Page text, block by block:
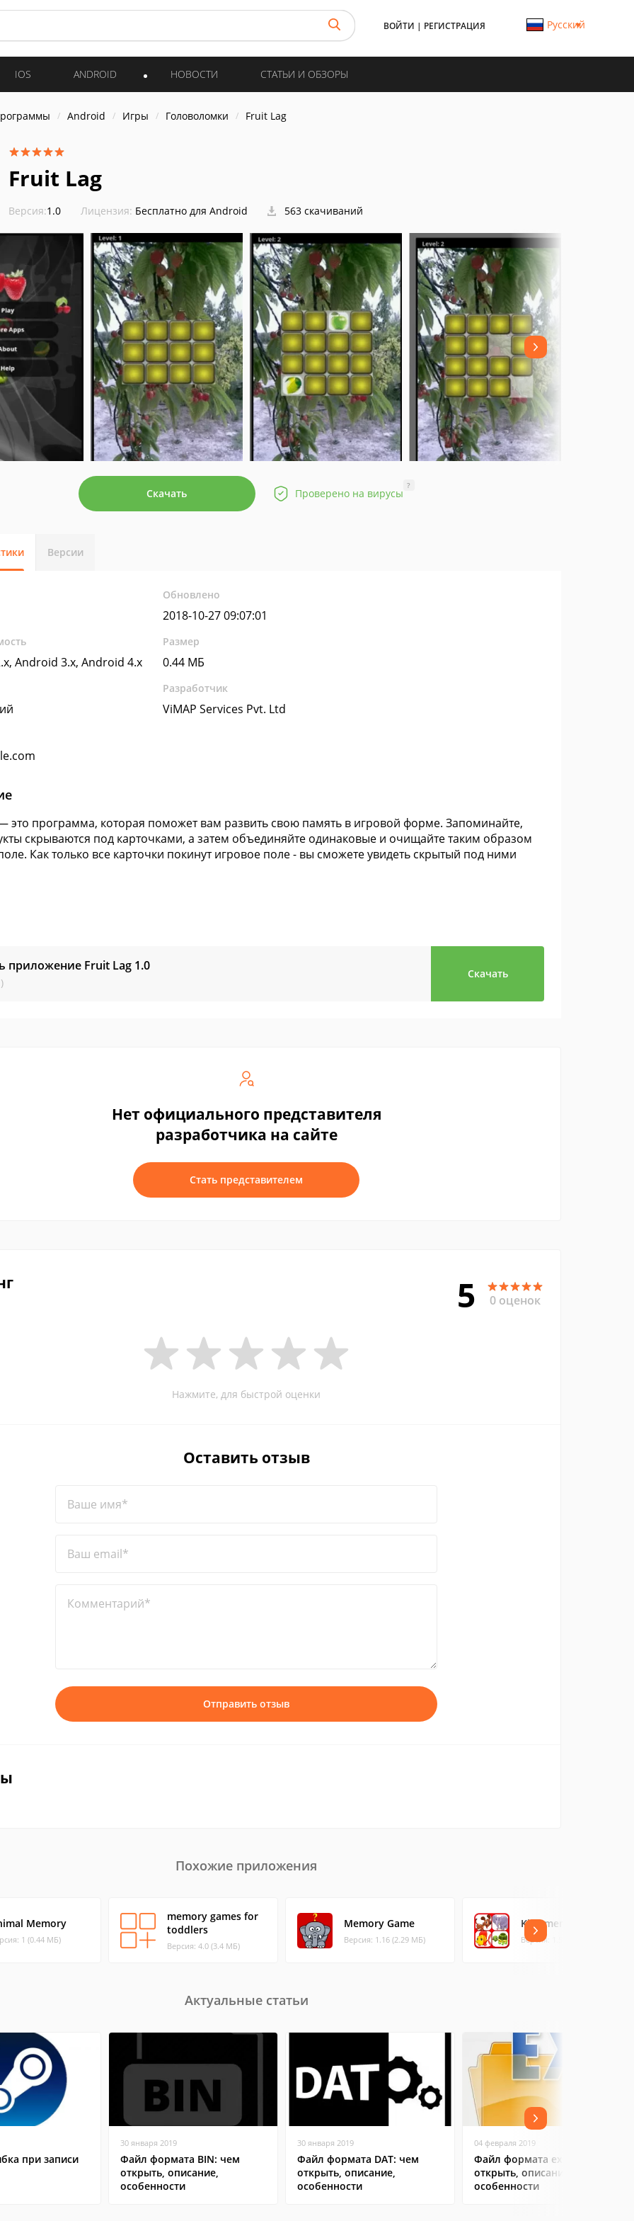
ВОЙТИ | РЕГИСТРАЦИЯ Русский
IOS ANDROID НОВОСТИ СТАТЬИ И ОБЗОРЫ
Android Игры Головоломки Fruit Lag
Fruit Lag
Версия:1.0 Лицензия: Бесплатно для Android 563 скачиваний
Скачать Проверено на вирусы
?
Версии
Обновлено
2018-10-27 09:07:01
Android 3.x, Android 4.x
Размер
0.44 МБ
Разработчик
ViMAP Services Pvt. Ltd
это программа, которая поможет вам развить свою память в игровой форме. Запоминайте,
скрываются под карточками, а затем объединяйте одинаковые и очищайте таким образом
Как только все карточки покинут игровое поле - вы сможете увидеть скрытый под ними
приложение Fruit Lag 1.0
Скачать
Нет официального представителя
разработчика на сайте
Стать представителем
5 0 оценок
Нажмите, для быстрой оценки
Оставить отзыв
Ваше имя*
Ваш email*
Комментарий*
Отправить отзыв
Похожие приложения
Memory
1 (0.44 МБ)
memory games for
toddlers
Версия: 4.0 (3.4 МБ)
Memory Game
Версия: 1.16 (2.29 МБ)
Kids memory game
Версия: 1.5 (8.73 МБ)
Актуальные статьи
при записи
30 января 2019
Файл формата BIN: чем
открыть, описание,
особенности
30 января 2019
Файл формата DAT: чем
открыть, описание,
особенности
04 февраля 2019
Файл формата exe: чем
открыть, описание,
особенности